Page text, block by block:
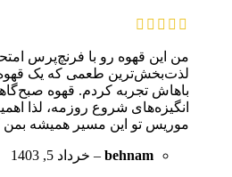
من این قهوه رو با فرنچ‌پرس
لذت‌بخش‌ترین طعمی که یک قهوه
باهاش تجربه کردم. قهوه
انگیزه‌های شروع روزمه، لذا
موریس تو این مسیر همیشه
behnam
– خرداد 5, 1403